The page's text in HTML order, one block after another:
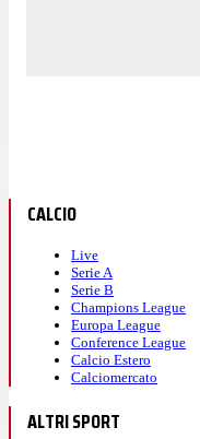
CALCIO
Live
Serie A
Serie B
Champions League
Europa League
Conference League
Calcio Estero
Calciomercato
ALTRI SPORT